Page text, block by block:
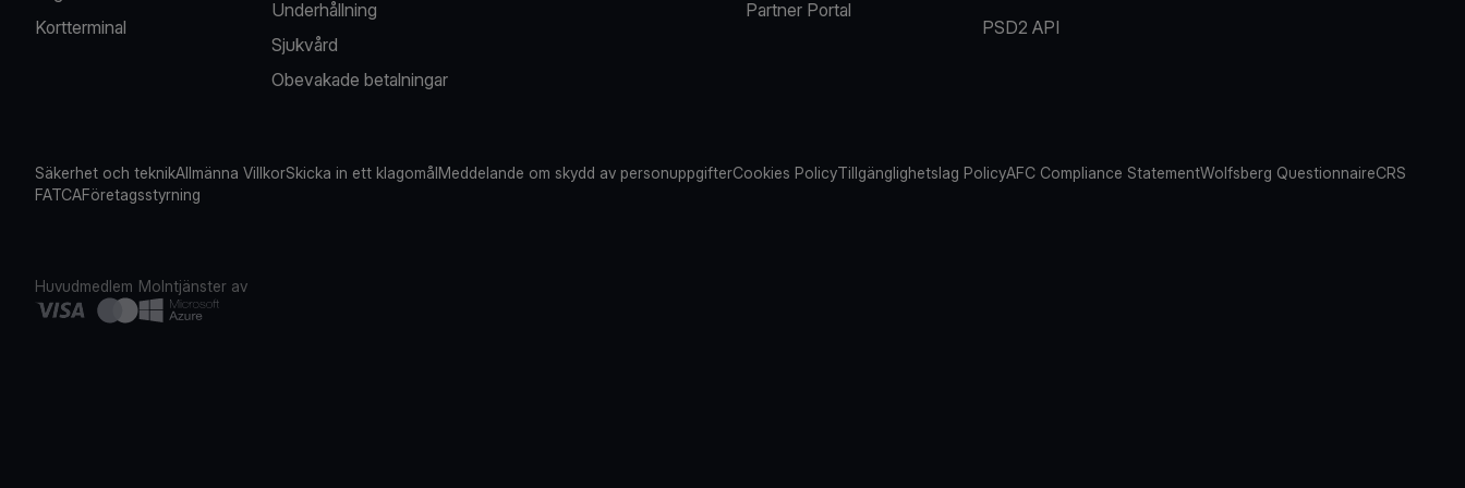
Kortterminal
Underhållning
Sjukvård
Obevakade betalningar
Partner Portal
PSD2 API
Säkerhet och teknikAllmänna VillkorSkicka in ett klagomålMeddelande om skydd av personuppgifterCookies PolicyTillgänglighetslag PolicyAFC Compliance StatementWolfsberg QuestionnaireCRS
FATCAFöretagsstyrning
Huvudmedlem Molntjänster av